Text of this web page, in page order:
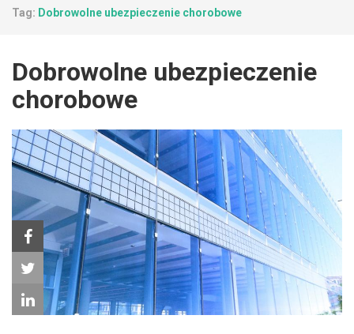
Tag: Dobrowolne ubezpieczenie chorobowe
Dobrowolne ubezpieczenie
chorobowe